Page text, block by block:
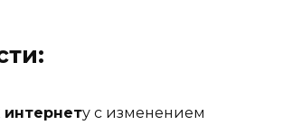
у с изменением